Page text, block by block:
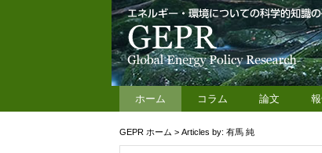
ホーム コラム 論文
GEPR ホーム > Articles by: 有馬 純